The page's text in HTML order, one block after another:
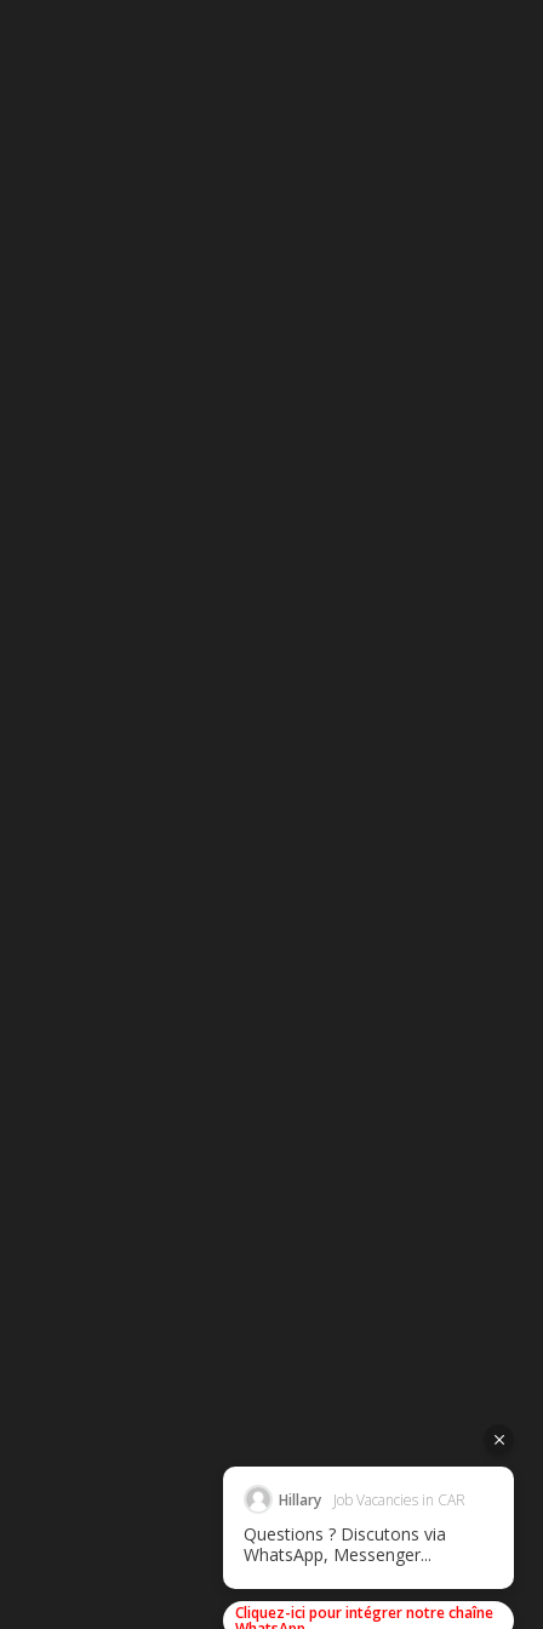
Hillary Job Vacancies in CAR
Questions ? Discutons via
WhatsApp, Messenger...
Cliquez-ici pour intégrer notre chaîne